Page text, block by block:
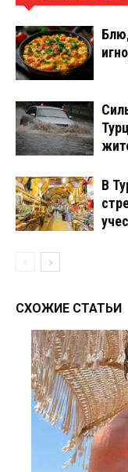
В
СХОЖИЕ СТАТЬИ